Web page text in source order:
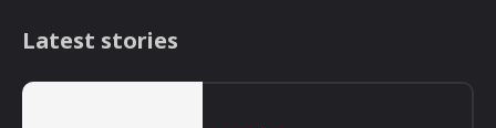
Latest stories